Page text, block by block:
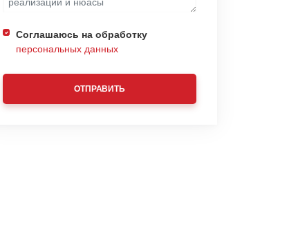
Соглашаюсь на обработку
персональных данных
ОТПРАВИТЬ